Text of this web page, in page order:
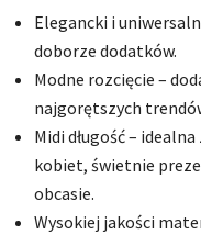
Elegancki i
doborze dodatków.
Modne rozcięcie –
najgorętszych
Midi długość –
kobiet, świetnie
obcasie.
Wysokiej jakości